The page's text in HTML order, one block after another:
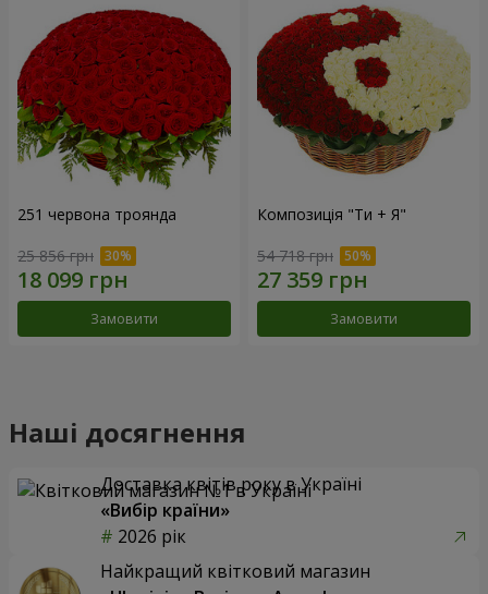
251 червона троянда
25 856 грн
Замовити
Композиція "Ти + Я"
54 718 грн
Замовити
Наші досягнення
Доставка квітів року в Україні
«Вибір країни»
2026 рік
Найкращий квітковий магазин